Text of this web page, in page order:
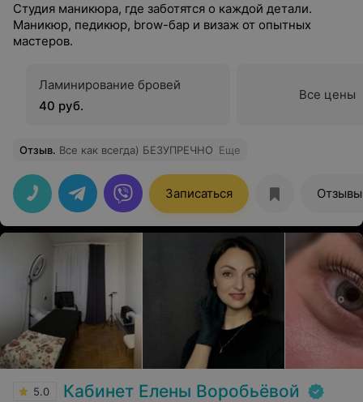
Студия маникюра, где заботятся о каждой детали.
Маникюр, педикюр, brow-бар и визаж от опытных
мастеров.
Ламинирование бровей
40 руб.
Все цены
Отзыв. Все как всегда) БЕЗУПРЕЧНО Еще
Записаться Отзывы
5.0 Кабинет Елены Воробьёвой